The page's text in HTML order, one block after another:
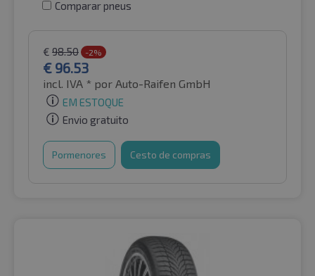
Comparar pneus
€ 98.50 -2%
€ 96.53
incl. IVA * por Auto-Raifen GmbH
EM ESTOQUE
Envio gratuito
Pormenores Cesto de compras